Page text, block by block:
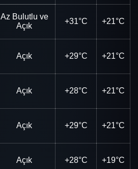
Az Bulutlu ve
Açık
+31°C +21°C
Açık +29°C +21°C
Açık +28°C +21°C
Açık +29°C +21°C
Açık +28°C +19°C